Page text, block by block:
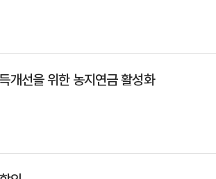
개선을 위한 농지연금 활성화